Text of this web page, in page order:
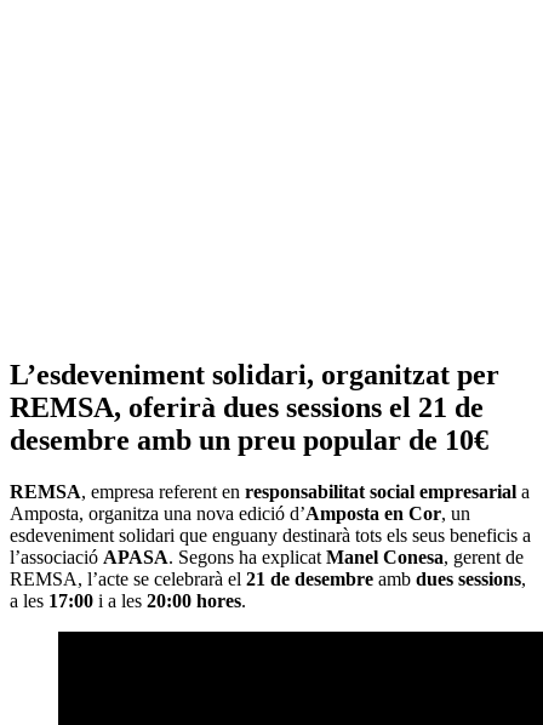
L’esdeveniment solidari, organitzat per
REMSA, oferirà dues sessions el 21 de
desembre amb un preu popular de 10€
REMSA, empresa referent en responsabilitat social empresarial a
Amposta, organitza una nova edició d’Amposta en Cor, un
esdeveniment solidari que enguany destinarà tots els seus beneficis a
l’associació APASA. Segons ha explicat Manel Conesa, gerent de
REMSA, l’acte se celebrarà el 21 de desembre amb dues sessions,
a les 17:00 i a les 20:00 hores.